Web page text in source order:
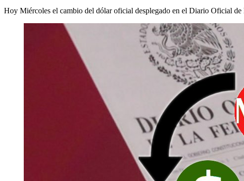
Hoy Miércoles el cambio del dólar oficial desplegado en el Diario Oficial